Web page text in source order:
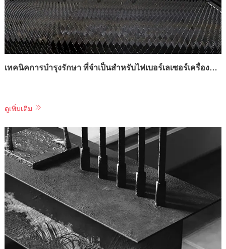
เทคนิคการบำรุงรักษา ที่จำเป็นสำหรับไฟเบอร์เลเซอร์เครื่องตัดแรงดันไฟฟ้า
ดูเพิ่มเติม